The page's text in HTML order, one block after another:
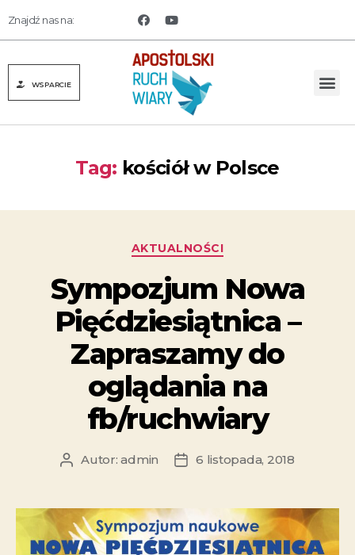
Znajdź nas na:
WSPARCIE
Tag: kościół w Polsce
AKTUALNOŚCI
Sympozjum Nowa
Pięćdziesiątnica –
Zapraszamy do
oglądania na
fb/ruchwiary
Autor:admin 6 listopada, 2018